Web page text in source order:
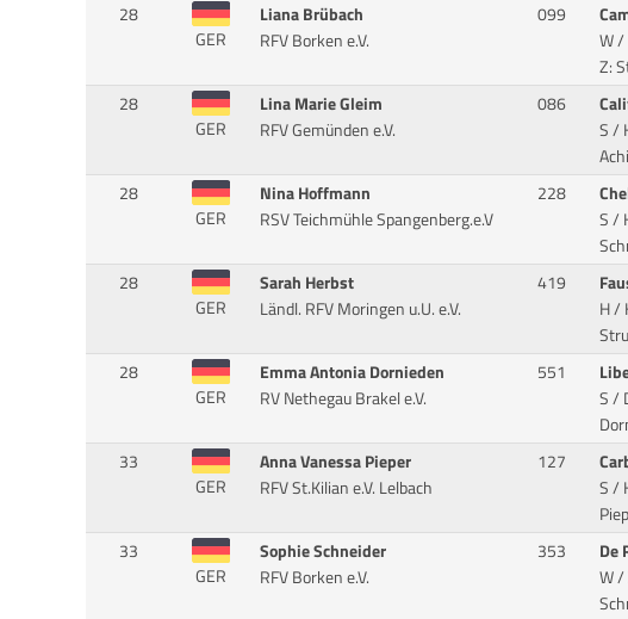
28
GER
Liana Brübach
RFV Borken e.V.
099
W
Z:
28
GER
Lina Marie Gleim
RFV Gemünden e.V.
086
S /
28
GER
Nina Hoffmann
RSV Teichmühle Spangenberg.e.V
228
S /
28
GER
Sarah Herbst
Ländl. RFV Moringen u.U. e.V.
419
H /
28
GER
Emma Antonia Dornieden
RV Nethegau Brakel e.V.
551
S /
33
GER
Anna Vanessa Pieper
RFV St.Kilian e.V. Lelbach
127
S /
33
GER
Sophie Schneider
RFV Borken e.V.
353
De
W